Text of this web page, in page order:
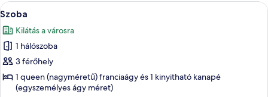
A
következő
szoba
összes
képének
megtekintése:
Szoba
Egy modern nappali, amelyben
6
Szoba
Kilátás a városra
1 hálószoba
3 férőhely
1 queen (nagyméretű) franciaágy és 1 kinyitható kanapé
(egyszemélyes ágy méret)